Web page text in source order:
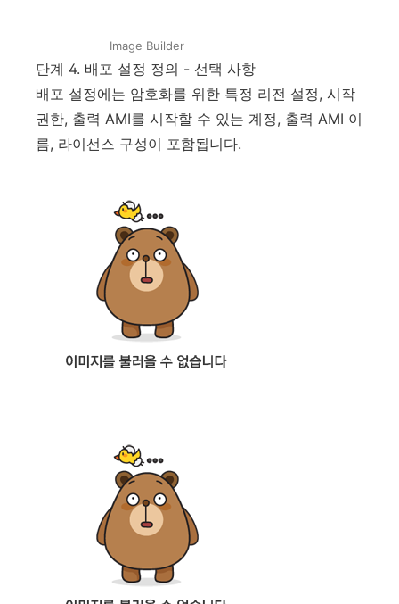
Image Builder
단계 4. 배포 설정 정의 - 선택 사항
배포 설정에는 암호화를 위한 특정 리전 설정, 시작
권한, 출력 AMI를 시작할 수 있는 계정, 출력 AMI 이
름, 라이선스 구성이 포함됩니다.